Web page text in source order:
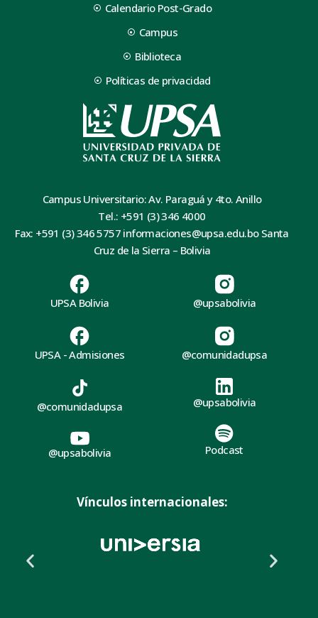
Calendario Post-Grado
Campus
Biblioteca
Políticas de privacidad
Campus Universitario: Av. Paraguá y 4to. Anillo
Tel.: +591 (3) 346 4000
Fax: +591 (3) 346 5757 informaciones@upsa.edu.bo Santa
Cruz de la Sierra – Bolivia
UPSA Bolivia
UPSA - Admisiones
@upsabolivia
@comunidadupsa
@comunidadupsa
@upsabolivia
@upsabolivia
Podcast
Vínculos internacionales: